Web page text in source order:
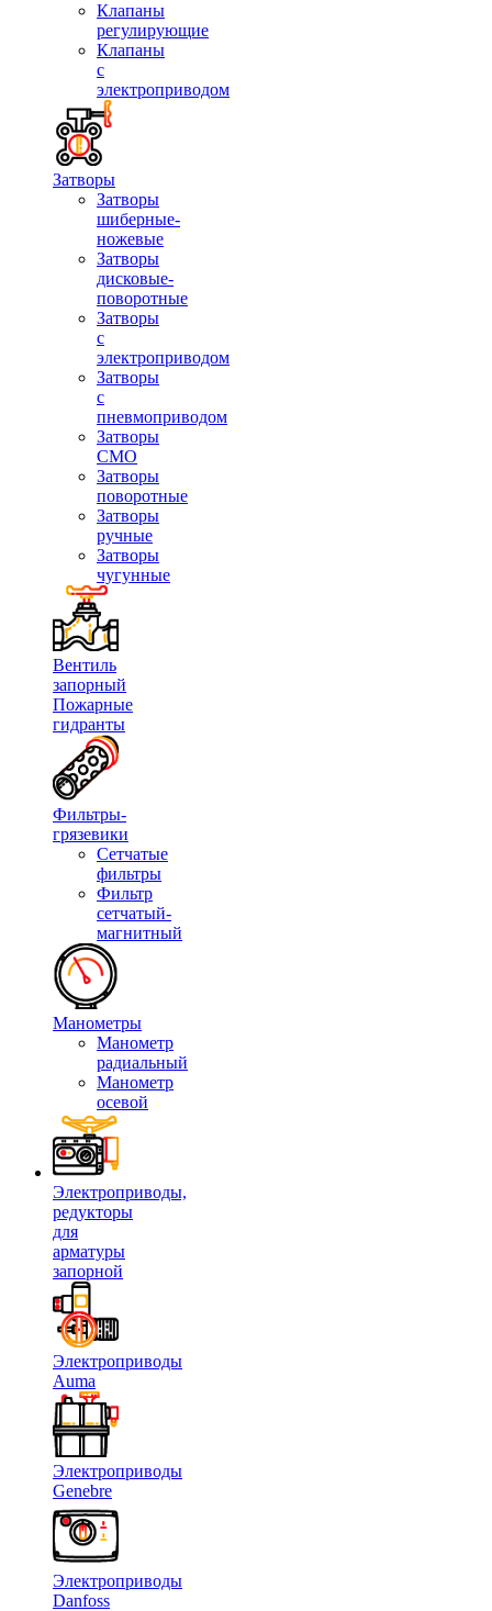
Клапаны
регулирующие
Клапаны
с
электроприводом
Затворы
Затворы
шиберные-
ножевые
Затворы
дисковые-
поворотные
Затворы
с
электроприводом
Затворы
с
пневмоприводом
Затворы
СМО
Затворы
поворотные
Затворы
ручные
Затворы
чугунные
Вентиль
запорный
Пожарные
гидранты
Фильтры-
грязевики
Сетчатые
фильтры
Фильтр
сетчатый-
магнитный
Манометры
Манометр
радиальный
Манометр
осевой
Электроприводы,
редукторы
для
арматуры
запорной
Электроприводы
Auma
Электроприводы
Genebre
Электроприводы
Danfoss